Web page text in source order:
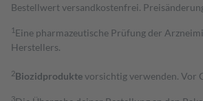
Bestell­wert versand­kosten­frei.
1 Eine pharmazeutische Prüfung der
Herstellers.
2Biozidproduktevorsichtig verwenden. Vor
3